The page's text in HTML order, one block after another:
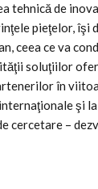
tehnică de
pieţelor, îşi
ceea ce va
soluţiilor
în
şi
cercetare –